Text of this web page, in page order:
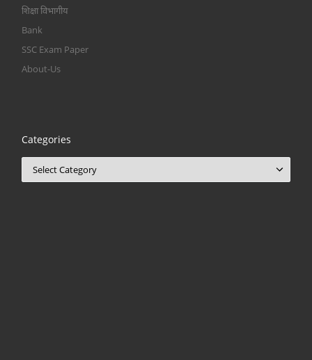
शिक्षा विभागीय
Bank
SSC Exam Paper
About-Us
Categories